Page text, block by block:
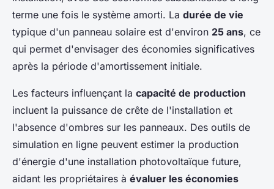
terme une fois le système amorti. La durée de vie
typique d'un panneau solaire est d'environ 25 ans, ce
qui permet d'envisager des économies significatives
après la période d'amortissement initiale.
Les facteurs influençant la capacité de production
incluent la puissance de crête de l'installation et
l'absence d'ombres sur les panneaux. Des outils de
simulation en ligne peuvent estimer la production
d'énergie d'une installation photovoltaïque future,
aidant les propriétaires à évaluer les économies